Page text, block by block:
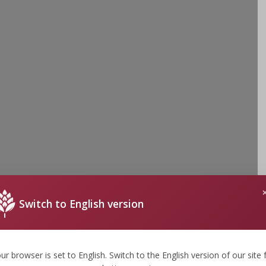
Switch to English version
browser is set to English. Switch to the English version of our site